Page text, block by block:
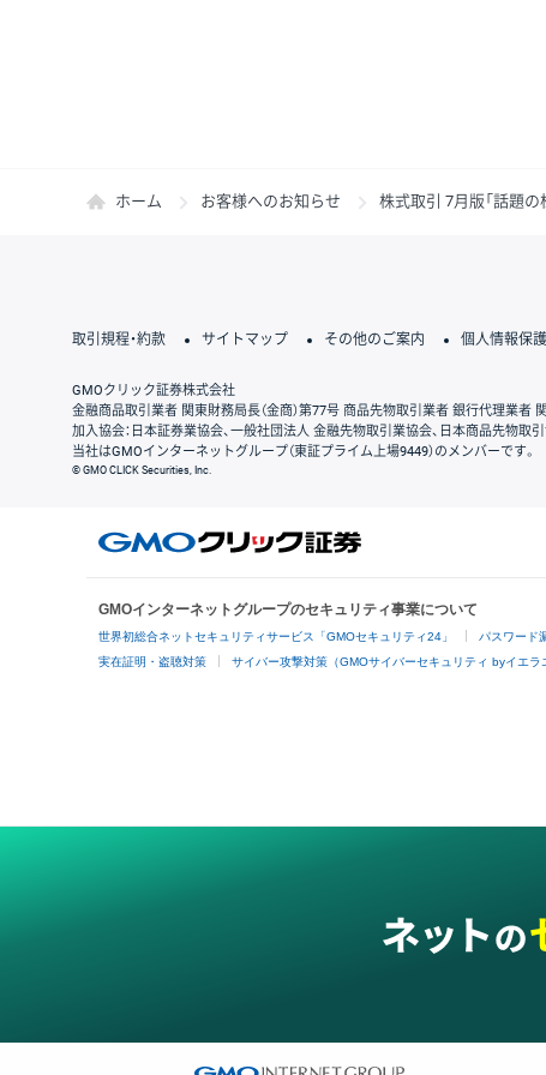
ホーム お客様へのお知らせ 株式取引 7月版「話題
取引規程・約款 サイトマップ その他のご案内 個人情報保
GMOクリック証券株式会社
金融商品取引業者 関東財務局長（金商）第77号 商品先物取引業者 銀行代理業者
加入協会：日本証券業協会、一般社団法人 金融先物取引業協会、日本商品先物取
当社はGMOインターネットグループ（東証プライム上場9449）のメンバーです。
© GMO CLICK Securities, Inc.
GMOインターネットグループのセキュリティ事業について
世界初総合ネットセキュリティサービス「GMOセキュリティ24」 パスワード
実在証明・盗聴対策 サイバー攻撃対策（GMOサイバーセキュリティ byイエラ